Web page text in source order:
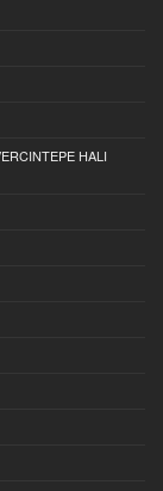
HALI